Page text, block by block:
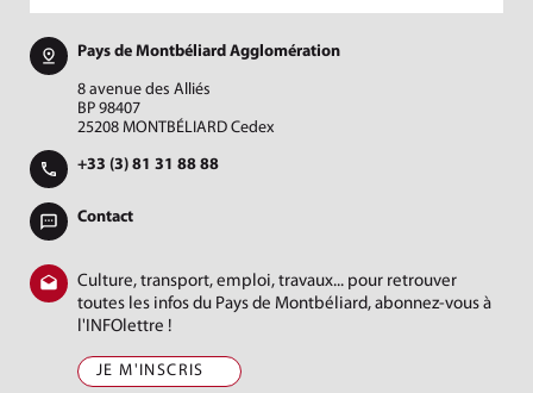
Pays de Montbéliard Agglomération
8 avenue des Alliés
BP 98407
25208 MONTBÉLIARD Cedex
+33 (3) 81 31 88 88
Contact
Culture, transport, emploi, travaux... pour retrouver
toutes les infos du Pays de Montbéliard, abonnez-vous à
l'INFOlettre !
JE M'INSCRIS